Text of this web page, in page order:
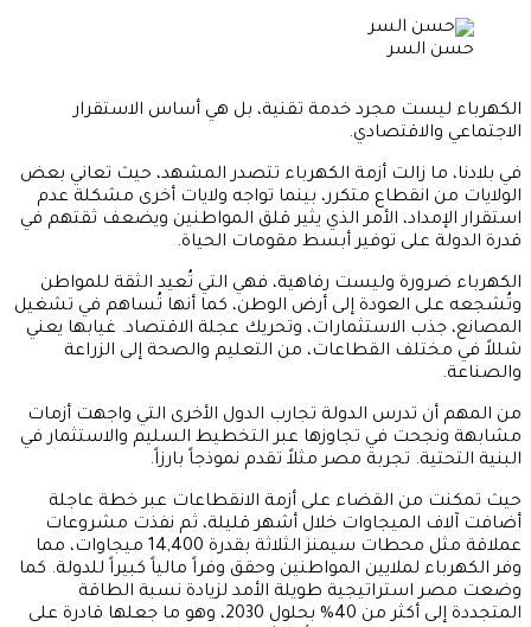
حسن السر
الكهرباء ليست مجرد خدمة تقنية، بل هي أساس الاستقرار
الاجتماعي والاقتصادي.
في بلادنا، ما زالت أزمة الكهرباء تتصدر المشهد، حيث تعاني بعض
الولايات من انقطاع متكرر، بينما تواجه ولايات أخرى مشكلة عدم
استقرار الإمداد، الأمر الذي يثير قلق المواطنين ويضعف ثقتهم في
قدرة الدولة على توفير أبسط مقومات الحياة.
الكهرباء ضرورة وليست رفاهية، فهي التي تُعيد الثقة للمواطن
وتُشجعه على العودة إلى أرض الوطن، كما أنها تُساهم في تشغيل
المصانع، جذب الاستثمارات، وتحريك عجلة الاقتصاد. غيابها يعني
شللاً في مختلف القطاعات، من التعليم والصحة إلى الزراعة
والصناعة.
من المهم أن تدرس الدولة تجارب الدول الأخرى التي واجهت أزمات
مشابهة ونجحت في تجاوزها عبر التخطيط السليم والاستثمار في
البنية التحتية. تجربة مصر مثلاً تقدم نموذجاً بارزاً.
حيث تمكنت من القضاء على أزمة الانقطاعات عبر خطة عاجلة
أضافت آلاف الميجاوات خلال أشهر قليلة، ثم نفذت مشروعات
عملاقة مثل محطات سيمنز الثلاثة بقدرة 14,400 ميجاوات، مما
وفر الكهرباء لملايين المواطنين وحقق وفراً مالياً كبيراً للدولة. كما
وضعت مصر استراتيجية طويلة الأمد لزيادة نسبة الطاقة
المتجددة إلى أكثر من 40% بحلول 2030، وهو ما جعلها قادرة على